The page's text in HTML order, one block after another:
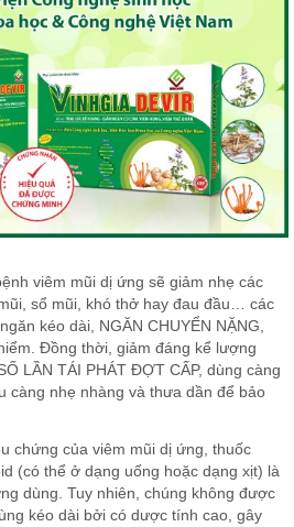
viêm mũi dị ứng sẽ giảm nhẹ các
sổ mũi, khó thở hay đau đầu… các
kéo dài, NGĂN CHUYỂN NẶNG,
Đồng thời, giảm đáng kể lượng
LẦN TÁI PHÁT ĐỢT CẤP, dùng càng
càng nhẹ nhàng và thưa dần để bảo
chứng của viêm mũi dị ứng, thuốc
(có thể ở dạng uống hoặc dạng xịt) là
dùng. Tuy nhiên, chúng không được
kéo dài bởi có dược tính cao, gây